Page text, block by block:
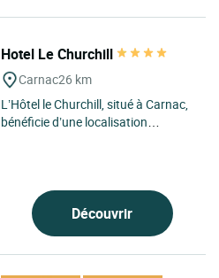
Hotel Le Churchill
Carnac26 km
L’Hôtel le Churchill, situé à Carnac,
bénéficie d’une localisation
Découvrir